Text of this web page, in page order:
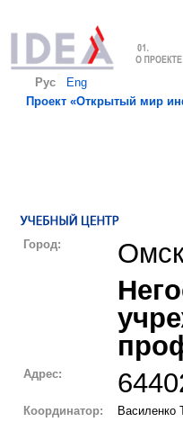
Рус
Eng
Проект «Открытый мир
Город:
Адрес:
Координатор:
Василенко